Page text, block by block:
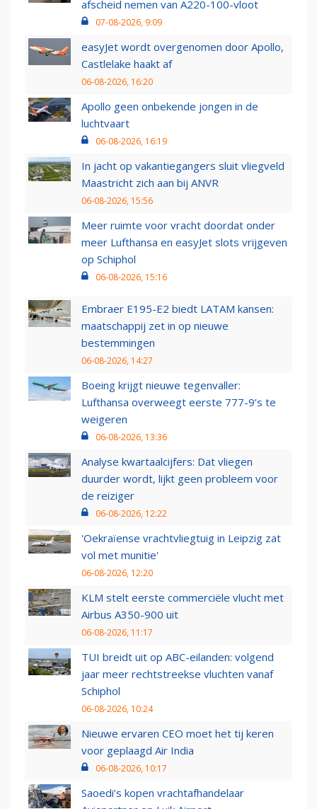
afscheid nemen van A220-100-vloot
07-08-2026, 9:09
easyJet wordt overgenomen door Apollo,
Castlelake haakt af
06-08-2026, 16:20
Apollo geen onbekende jongen in de
luchtvaart
06-08-2026, 16:19
In jacht op vakantiegangers sluit vliegveld
Maastricht zich aan bij ANVR
06-08-2026, 15:56
Meer ruimte voor vracht doordat onder
meer Lufthansa en easyJet slots vrijgeven
op Schiphol
06-08-2026, 15:16
Embraer E195-E2 biedt LATAM kansen:
maatschappij zet in op nieuwe
bestemmingen
06-08-2026, 14:27
Boeing krijgt nieuwe tegenvaller:
Lufthansa overweegt eerste 777-9’s te
weigeren
06-08-2026, 13:36
Analyse kwartaalcijfers: Dat vliegen
duurder wordt, lijkt geen probleem voor
de reiziger
06-08-2026, 12:22
'Oekraïense vrachtvliegtuig in Leipzig zat
vol met munitie'
06-08-2026, 12:20
KLM stelt eerste commerciële vlucht met
Airbus A350-900 uit
06-08-2026, 11:17
TUI breidt uit op ABC-eilanden: volgend
jaar meer rechtstreekse vluchten vanaf
Schiphol
06-08-2026, 10:24
Nieuwe ervaren CEO moet het tij keren
voor geplaagd Air India
06-08-2026, 10:17
Saoedi’s kopen vrachtafhandelaar